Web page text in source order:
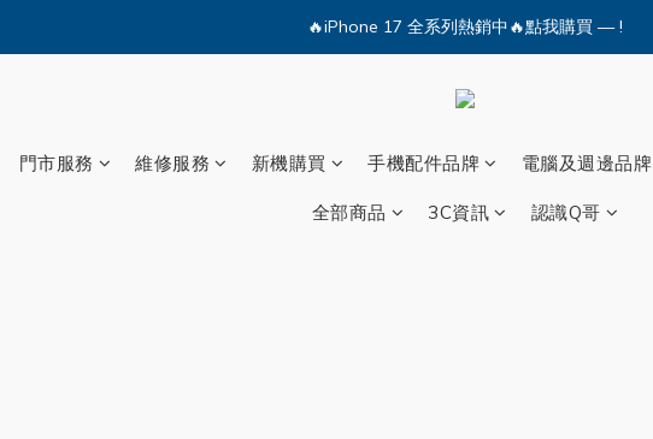
🔥iPhone 17 全系列熱銷中🔥點我購買 — !
🔥iPhone 17 全系列熱銷中🔥點我購買 — !
門市服務 維修服務 新機購買 手機配件品牌 電腦及週邊品牌
全部商品 3C資訊 認識Q哥